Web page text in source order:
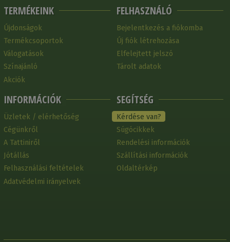
TERMÉKEINK
Újdonságok
Termékcsoportok
Válogatások
Színajánló
Akciók
INFORMÁCIÓK
Üzletek / elérhetőség
Cégünkről
A Tattiniről
Jótállás
Felhasználási feltételek
Adatvédelmi irányelvek
FELHASZNÁLÓ
Bejelentkezés a fiókomba
Új fiók létrehozása
Elfelejtett jelszó
Tárolt adatok
SEGÍTSÉG
Kérdése van?
Súgócikkek
Rendelési információk
Szállítási információk
Oldaltérkép